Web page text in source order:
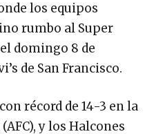
los equipos
rumbo al Super
domingo 8 de
de San Francisco.
récord de 14-3 en la
y los Halcones